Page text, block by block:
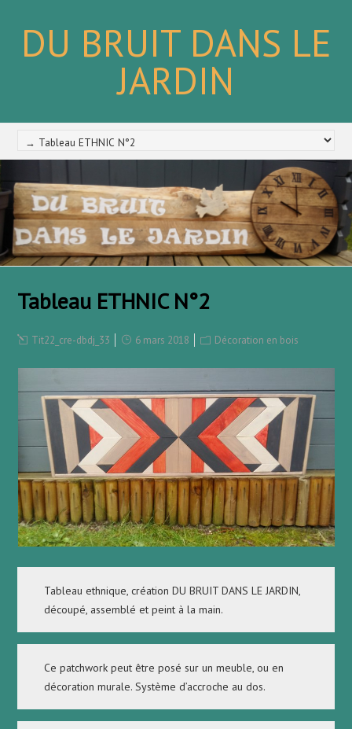
DU BRUIT DANS LE
JARDIN
Tableau ETHNIC N°2
Tit22_cre-dbdj_33 6 mars 2018 Décoration en bois
Tableau ethnique, création DU BRUIT DANS LE JARDIN,
découpé, assemblé et peint à la main.
Ce patchwork peut être posé sur un meuble, ou en
décoration murale. Système d’accroche au dos.